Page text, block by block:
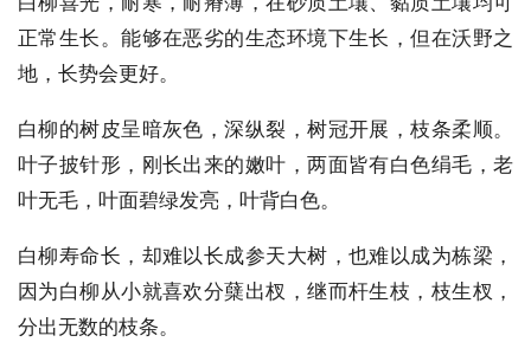
正常生长。能够在恶劣的生态环境下生长，但在沃野之
地，长势会更好。
白柳的树皮呈暗灰色，深纵裂，树冠开展，枝条柔顺。
叶子披针形，刚长出来的嫩叶，两面皆有白色绢毛，老
叶无毛，叶面碧绿发亮，叶背白色。
白柳寿命长，却难以长成参天大树，也难以成为栋梁，
因为白柳从小就喜欢分蘖出杈，继而杆生枝，枝生杈，
分出无数的枝条。